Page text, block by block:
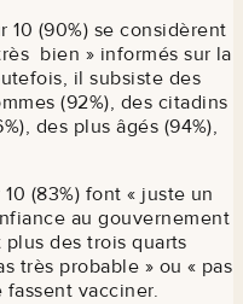
10 (90%) se considèrent
bien » informés sur la
il subsiste des
(92%), des citadins
des plus âgés (94%),
(83%) font « juste un
au gouvernement
des trois quarts
très probable » ou « pas
fassent vacciner.